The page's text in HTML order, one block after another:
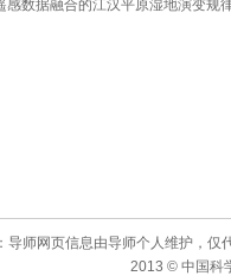
数据融合的江汉平原湿地演变规
导师网页信息由导师个人维护，仅
2013 © 中国科